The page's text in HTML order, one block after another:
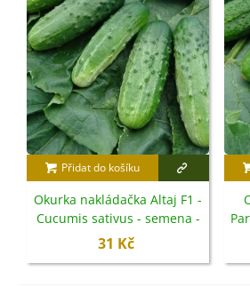
BIO Ředkev bílá Laurin -
Raphanus sativus - bio...
54 Kč
BIO Mangold duhový - Beta
Přidat do košíku
Okurka nakládačka Altaj F1 -
Cucumis sativus - semena -
15 ks
31 Kč